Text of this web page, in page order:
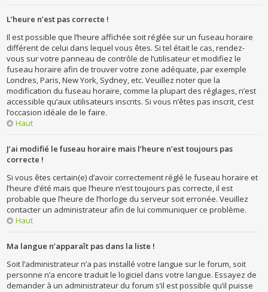
L’heure n’est pas correcte !
Il est possible que l’heure affichée soit réglée sur un fuseau horaire
différent de celui dans lequel vous êtes. Si tel était le cas, rendez-
vous sur votre panneau de contrôle de l’utilisateur et modifiez le
fuseau horaire afin de trouver votre zone adéquate, par exemple
Londres, Paris, New York, Sydney, etc. Veuillez noter que la
modification du fuseau horaire, comme la plupart des réglages, n’est
accessible qu’aux utilisateurs inscrits. Si vous n’êtes pas inscrit, c’est
l’occasion idéale de le faire.
Haut
J’ai modifié le fuseau horaire mais l’heure n’est toujours pas
correcte !
Si vous êtes certain(e) d’avoir correctement réglé le fuseau horaire et
l’heure d’été mais que l’heure n’est toujours pas correcte, il est
probable que l’heure de l’horloge du serveur soit erronée. Veuillez
contacter un administrateur afin de lui communiquer ce problème.
Haut
Ma langue n’apparaît pas dans la liste !
Soit l’administrateur n’a pas installé votre langue sur le forum, soit
personne n’a encore traduit le logiciel dans votre langue. Essayez de
demander à un administrateur du forum s’il est possible qu’il puisse